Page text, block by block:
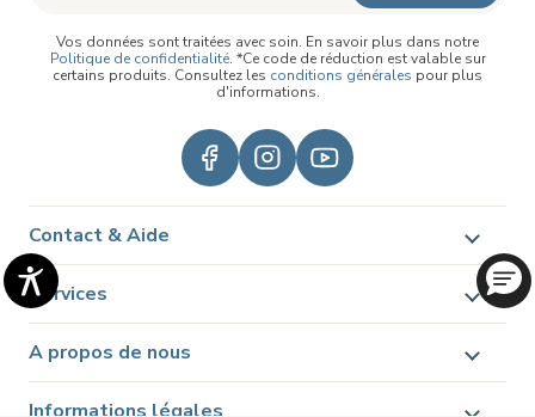
Vos données sont traitées avec soin. En savoir plus dans notre
Politique de confidentialité. *Ce code de réduction est valable sur
certains produits. Consultez les conditions générales pour plus
d'informations.
Contact & Aide
Services
A propos de nous
Informations légales